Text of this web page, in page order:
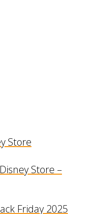
Store
Store –
Friday 2025